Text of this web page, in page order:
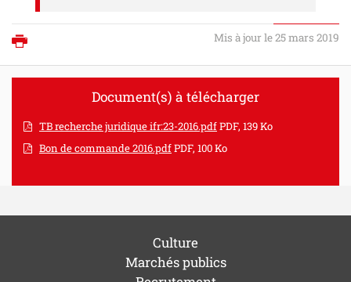
Mis à jour le 25 mars 2019
Document(s) à télécharger
TB recherche juridique ifr:23-2016.pdfPDF, 139 Ko
Bon de commande 2016.pdfPDF, 100 Ko
Culture
Marchés publics